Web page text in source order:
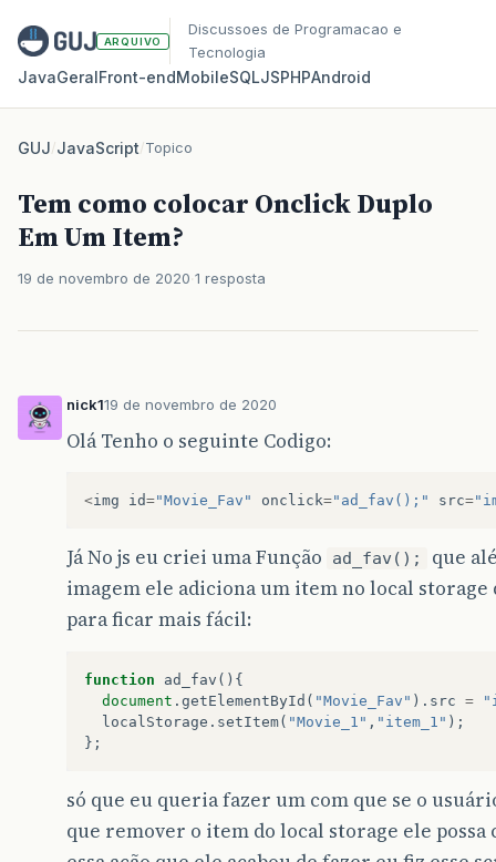
ARQUIVO
Discussoes de Programacao e
Tecnologia
JavaGeralFront‑endMobileSQLJSPHPAndroid
GUJ/JavaScript/Topico
Tem como colocar Onclick Duplo
Em Um Item?
19 de novembro de 2020 1 resposta
nick119 de novembro de 2020
Olá Tenho o seguinte Codigo:
<img id="Movie_Fav" onclick="ad_fav();" src=
Já No js eu criei uma Função ad_fav();
que
imagem ele adiciona um item no local
para ficar mais fácil:
function ad_fav (){
document . getElementById ( "Movie_Fav" ). src =
localStorage . setItem( "Movie_1" , "item_1" );
};
só que eu queria fazer um com que se o
que remover o item do local storage ele